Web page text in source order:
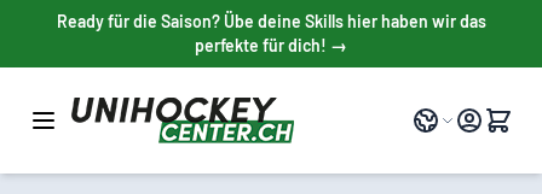
Direkt zum Inhalt
Ready für die Saison? Übe deine Skills hier haben wir das
perfekte für dich! →
Sprache